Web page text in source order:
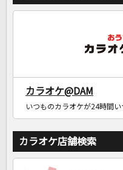
カラオケ@DAM
いつものカラオケが24時間い
カラオケ店舗検索